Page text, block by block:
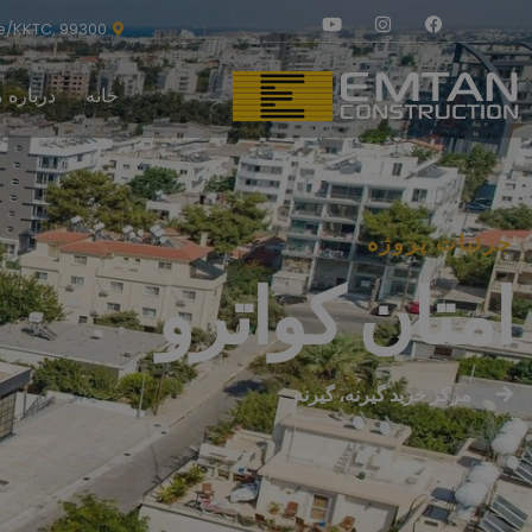
KKTC, 99300
خانه درباره
جزئیات پروژه
امتان کواترو
مرکز خرید گیرنه، گیرنه